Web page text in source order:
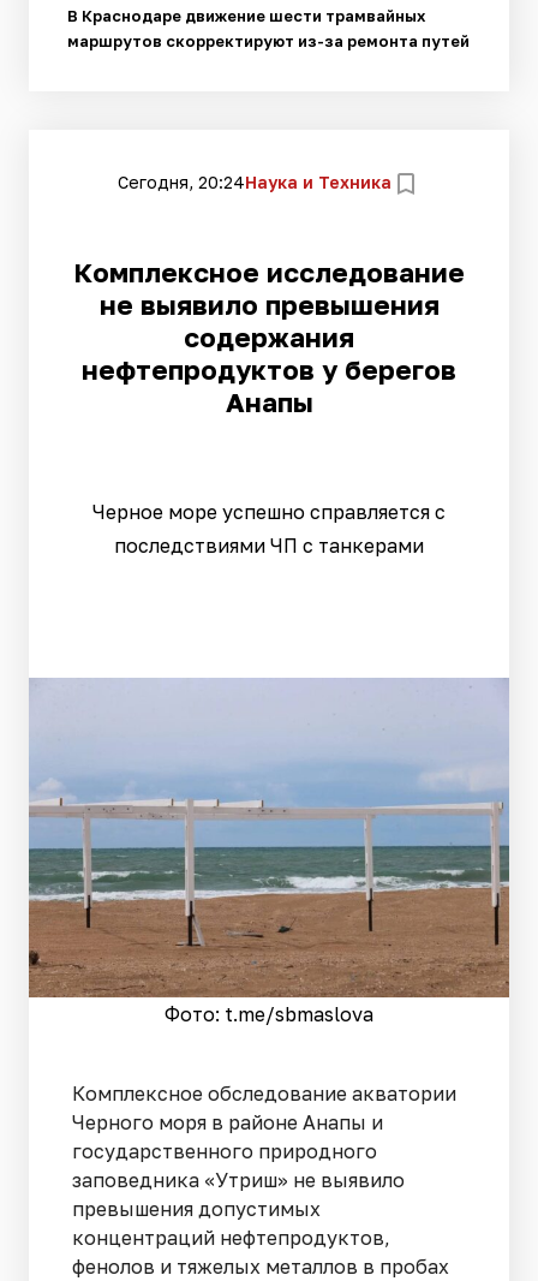
В Краснодаре движение шести трамвайных
маршрутов скорректируют из-за ремонта путей
Сегодня, 20:24Наука и Техника
Комплексное исследование
не выявило превышения
содержания
нефтепродуктов у берегов
Анапы
Черное море успешно справляется с
последствиями ЧП с танкерами
Фото: t.me/sbmaslova
Комплексное обследование акватории
Черного моря в районе Анапы и
государственного природного
заповедника «Утриш» не выявило
превышения допустимых
концентраций нефтепродуктов,
фенолов и тяжелых металлов в пробах